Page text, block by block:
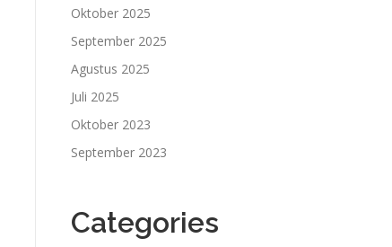
Oktober 2025
September 2025
Agustus 2025
Juli 2025
Oktober 2023
September 2023
Categories